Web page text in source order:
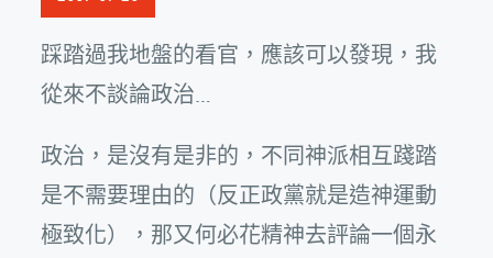
踩踏過我地盤的看官，應該可以發現，我
從來不談論政治…
政治，是沒有是非的，不同神派相互踐踏
是不需要理由的（反正政黨就是造神運動
極致化），那又何必花精神去評論一個永